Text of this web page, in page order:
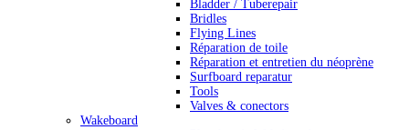
Bladder / Tuberepair
Bridles
Flying Lines
Réparation de toile
Réparation et entretien du néoprène
Surfboard reparatur
Tools
Valves & conectors
Wakeboard